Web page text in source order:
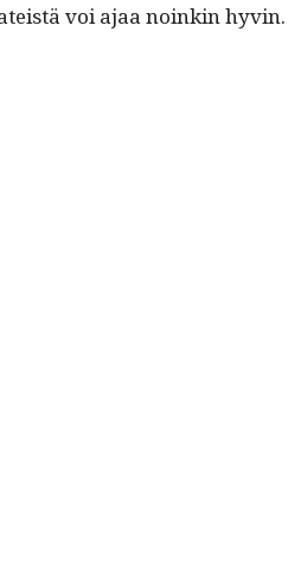
voi ajaa noinkin hyvin.